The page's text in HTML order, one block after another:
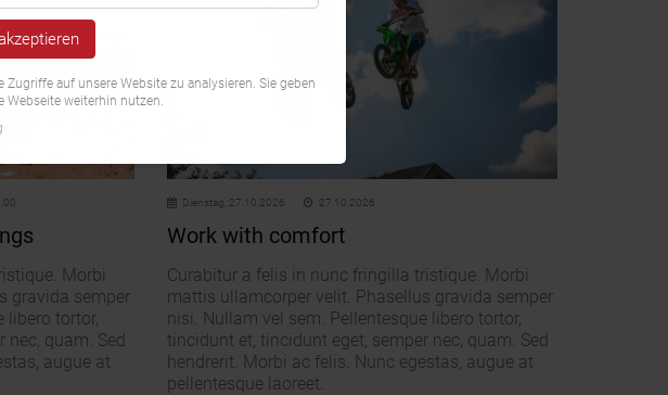
Morbi
gravida semper
libero tortor,
nec, quam. Sed
augue at
Dienstag, 27.10.2026 27.10.2026
Work with comfort
Curabitur a felis in nunc fringilla tristique. Morbi
mattis ullamcorper velit. Phasellus gravida semper
nisi. Nullam vel sem. Pellentesque libero tortor,
tincidunt et, tincidunt eget, semper nec, quam. Sed
hendrerit. Morbi ac felis. Nunc egestas, augue at
pellentesque laoreet.
auf unsere Website zu analysieren. Sie geben
Webseite weiterhin nutzen.